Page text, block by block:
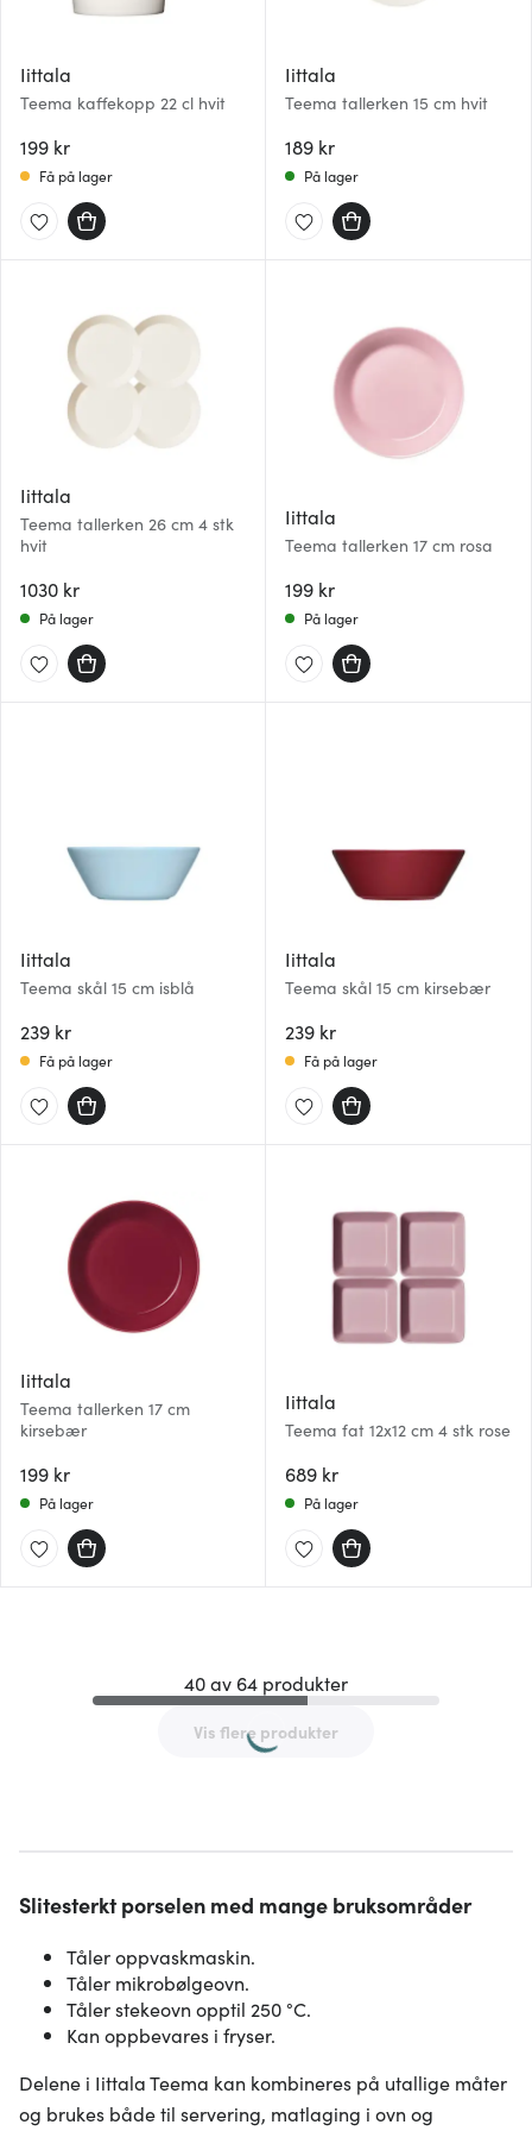
Iittala
Teema kaffekopp 22 cl hvit
199 kr
Få på lager
Iittala
Teema tallerken 15 cm hvit
189 kr
På lager
Iittala
Teema tallerken 26 cm 4 stk
hvit
1030 kr
På lager
Iittala
Teema tallerken 17 cm rosa
199 kr
På lager
Iittala
Teema skål 15 cm isblå
239 kr
Få på lager
Iittala
Teema skål 15 cm kirsebær
239 kr
Få på lager
Iittala
Teema tallerken 17 cm
kirsebær
199 kr
På lager
Iittala
Teema fat 12x12 cm 4 stk rose
689 kr
På lager
40 av 64 produkter
Vis flere produkter
Slitesterkt porselen med mange bruksområder
Tåler oppvaskmaskin.
Tåler mikrobølgeovn.
Tåler stekeovn opptil 250 °C.
Kan oppbevares i fryser.
Delene i Iittala Teema kan kombineres på utallige måter
og brukes både til servering, matlaging i ovn og